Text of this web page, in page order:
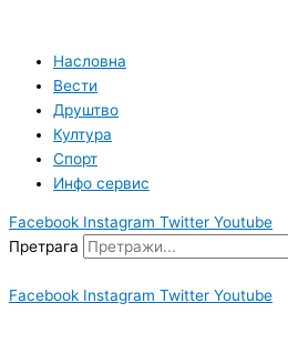
садржајНасловна
Вести
Друштво
Култура
Спорт
Инфо сервис
Facebook Instagram Twitter Youtube
Претрага
Facebook Instagram Twitter Youtube